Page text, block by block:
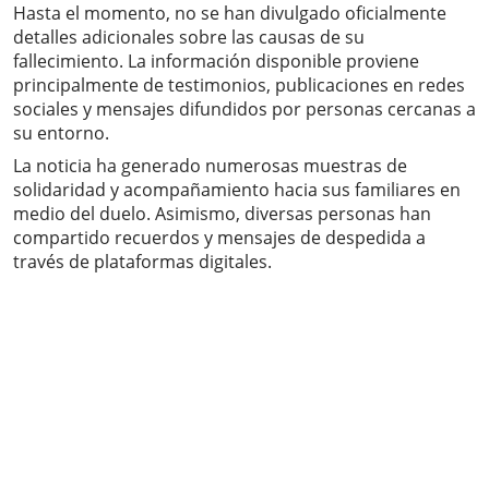
Hasta el momento, no se han divulgado oficialmente
detalles adicionales sobre las causas de su
fallecimiento. La información disponible proviene
principalmente de testimonios, publicaciones en redes
sociales y mensajes difundidos por personas cercanas a
su entorno.
La noticia ha generado numerosas muestras de
solidaridad y acompañamiento hacia sus familiares en
medio del duelo. Asimismo, diversas personas han
compartido recuerdos y mensajes de despedida a
través de plataformas digitales.